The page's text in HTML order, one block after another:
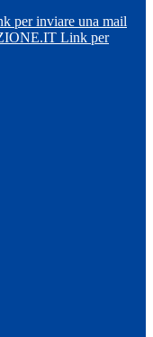
per inviare una mail
Link per